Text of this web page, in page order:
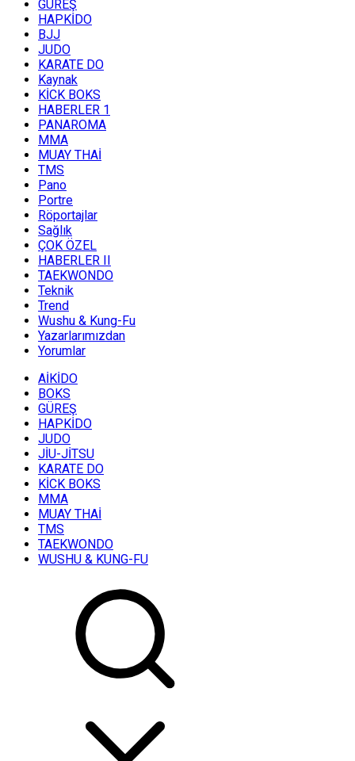
GÜREŞ
HAPKİDO
BJJ
JUDO
KARATE DO
Kaynak
KİCK BOKS
HABERLER 1
PANAROMA
MMA
MUAY THAİ
TMS
Pano
Portre
Röportajlar
Sağlık
ÇOK ÖZEL
HABERLER II
TAEKWONDO
Teknik
Trend
Wushu & Kung-Fu
Yazarlarımızdan
Yorumlar
AİKİDO
BOKS
GÜREŞ
HAPKİDO
JUDO
JİU-JİTSU
KARATE DO
KİCK BOKS
MMA
MUAY THAİ
TMS
TAEKWONDO
WUSHU & KUNG-FU